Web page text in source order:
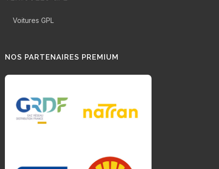
Voitures GPL
NOS PARTENAIRES PREMIUM